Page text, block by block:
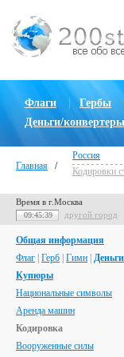
Флаги Гербы
Деньги/конвертеры
Главная /
Россия
Кодировки
Время в г.Москва
09:45:40 другой город
Общая информация
Флаг Герб Гимн
Купюры
Национальные символы
Аренда машин
Кодировка
Вооруженные силы